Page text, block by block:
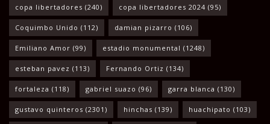
copa libertadores (240) copa libertadores 2024 (95)
Coquimbo Unido (112) damian pizarro (106)
Emiliano Amor (99) estadio monumental (1248)
esteban pavez (113) Fernando Ortiz (134)
fortaleza (118) gabriel suazo (96) garra blanca (130)
gustavo quinteros (2301) hinchas (139) huachipato (103)